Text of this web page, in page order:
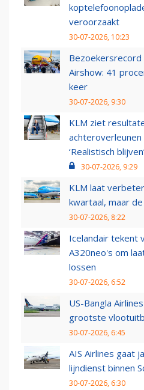
veroorzaakt
30-07-2026, 10:23
Airshow: 41
keer
30-07-2026, 9:30
KLM ziet
‘Realistisch
30-07-2026, 9:29
KLM laat
kwartaal, maar
30-07-2026, 8:22
Icelandair tekent
A320neo's om
lossen
30-07-2026, 6:52
US-Bangla
grootste
30-07-2026, 6:45
AIS Airlines gaat
lijndienst binnen
30-07-2026, 6:30